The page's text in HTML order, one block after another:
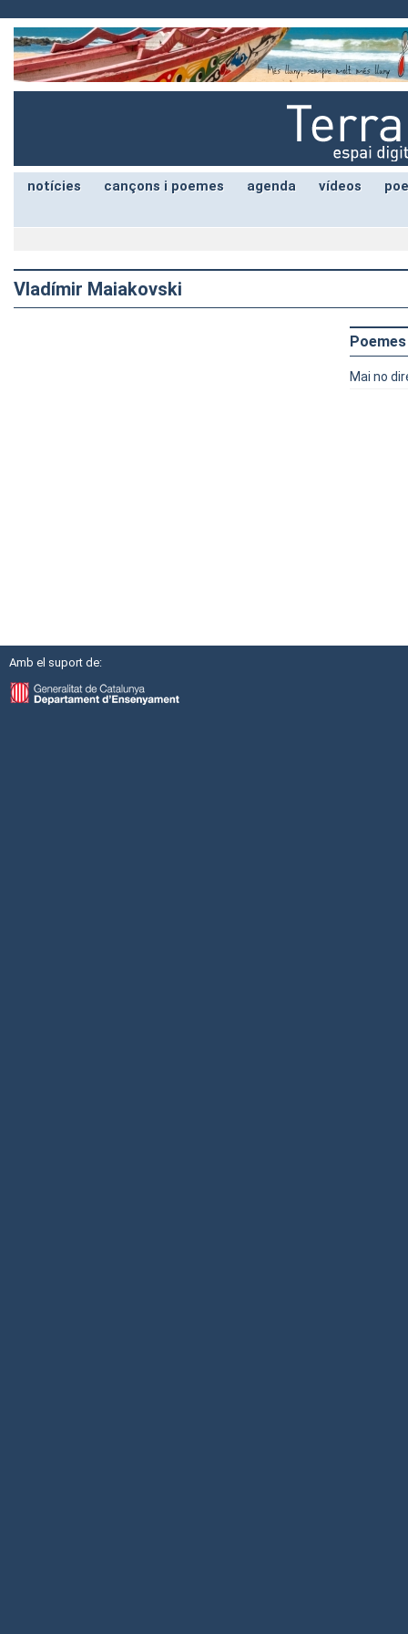
notícies cançons i poemes agenda vídeos
Vladímir Maiakovski
Poemes
Mai no
Amb el suport de: